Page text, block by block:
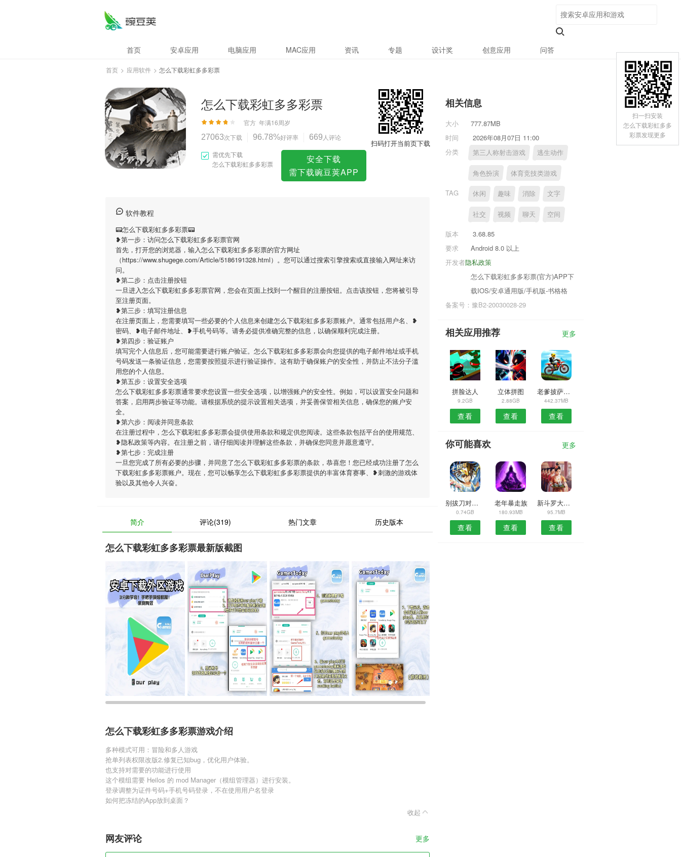
首页 安卓应用 电脑应用 MAC应用 资讯 专题 设计奖 创意应用 问答
首页 > 应用软件 > 怎么下载彩虹多多彩票
怎么下载彩虹多多彩票
官方 年满16周岁
27063次下载 96.78%好评率 669 人评论
需优先下载
怎么下载彩虹多多彩票
安全下载
需下载豌豆荚APP
扫码打开当前页下载
软件教程
📟怎么下载彩虹多多彩票📟
❥第一步：访问怎么下载彩虹多多彩票官网
首先，打开您的浏览器，输入怎么下载彩虹多多彩票的官方网址
（https://www.shugege.com/Article/5186191328.html）。您可以通过搜索引擎搜索或直接输入网址来访
问。
❥第二步：点击注册按钮
一旦进入怎么下载彩虹多多彩票官网，您会在页面上找到一个醒目的注册按钮。点击该按钮，您将被引导
至注册页面。
❥第三步：填写注册信息
在注册页面上，您需要填写一些必要的个人信息来创建怎么下载彩虹多多彩票账户。通常包括用户名、❥
密码、❥电子邮件地址、❥手机号码等。请务必提供准确完整的信息，以确保顺利完成注册。
❥第四步：验证账户
填写完个人信息后，您可能需要进行账户验证。怎么下载彩虹多多彩票会向您提供的电子邮件地址或手机
号码发送一条验证信息，您需要按照提示进行验证操作。这有助于确保账户的安全性，并防止不法分子滥
用您的个人信息。
❥第五步：设置安全选项
怎么下载彩虹多多彩票通常要求您设置一些安全选项，以增强账户的安全性。例如，可以设置安全问题和
答案，启用两步验证等功能。请根据系统的提示设置相关选项，并妥善保管相关信息，确保您的账户安
全。
❥第六步：阅读并同意条款
在注册过程中，怎么下载彩虹多多彩票会提供使用条款和规定供您阅读。这些条款包括平台的使用规范、
❥隐私政策等内容。在注册之前，请仔细阅读并理解这些条款，并确保您同意并愿意遵守。
❥第七步：完成注册
一旦您完成了所有必要的步骤，并同意了怎么下载彩虹多多彩票的条款，恭喜您！您已经成功注册了怎么
下载彩虹多多彩票账户。现在，您可以畅享怎么下载彩虹多多彩票提供的丰富体育赛事、❥刺激的游戏体
验以及其他令人兴奋。
简介 评论(319) 热门文章 历史版本
怎么下载彩虹多多彩票最新版截图
怎么下载彩虹多多彩票游戏介绍
多种模式可用：冒险和多人游戏
抢单列表权限改版2.修复已知bug，优化用户体验。
也支持对需要的功能进行使用
这个模组需要 Heilos 的 mod Manager（模组管理器）进行安装。
登录调整为证件号码+手机号码登录，不在使用用户名登录
如何把冻结的App放到桌面？
收起
网友评论 更多
相关信息
大小
777.87MB
时间
2026年08月07日 11:00
分类
第三人称射击游戏 逃生动作
角色扮演 体育竞技类游戏
TAG 休闲 趣味 消除 文字
社交 视频 聊天 空间
版本
3.68.85
要求
Android 8.0 以上
隐私政策
开发者
怎么下载彩虹多多彩票(官方)APP下
载IOS/安卓通用版/手机版-书格格
备案号：豫B2-20030028-29
相关应用推荐 更多
拼脸达人
9.2GB
查看
立体拼图
2.88GB
查看
老爹披萨店中文版HD
442.37MB
查看
你可能喜欢 更多
别拔刀对面是友军
0.74GB
查看
老年暴走族
180.93MB
查看
新斗罗大陆1.1.2.8
95.7MB
查看
扫一扫安装
怎么下载彩虹多多
彩票发现更多